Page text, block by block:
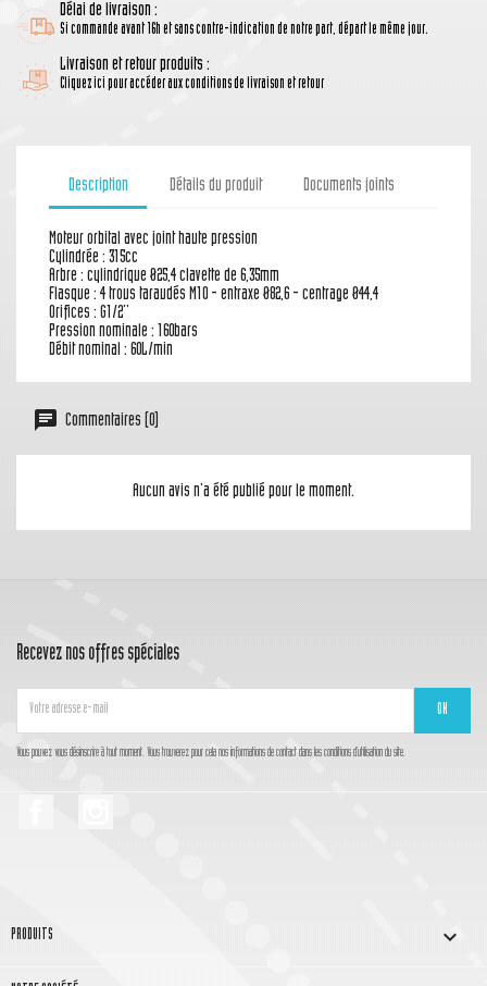
Délai de livraison :
Si commande avant 16h et sans contre-indication de notre part, départ le même jour.
Livraison et retour produits :
Cliquez ici pour accéder aux conditions de livraison et retour
Description Détails du produit Documents joints
Moteur orbital avec joint haute pression
Cylindrée : 315cc
Arbre : cylindrique Ø25,4 clavette de 6,35mm
Flasque : 4 trous taraudés M10 - entraxe Ø82,6 - centrage Ø44,4
Orifices : G1/2''
Pression nominale : 160bars
Débit nominal : 60L/min
Commentaires (0)
Aucun avis n'a été publié pour le moment.
Recevez nos offres spéciales
Vous pouvez vous désinscrire à tout moment. Vous trouverez pour cela nos informations de contact dans les conditions d'utilisation du site.
PRODUITS 